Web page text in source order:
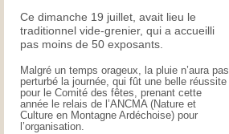
Ce dimanche 19 juillet, avait lieu le
traditionnel vide-grenier, qui a accueilli
pas moins de 50 exposants.
Malgré un temps orageux, la pluie n’aura pas
perturbé la journée, qui fût une belle réussite
pour le Comité des fêtes, prenant cette
année le relais de l’ANCMA (Nature et
Culture en Montagne Ardéchoise) pour
l’organisation.